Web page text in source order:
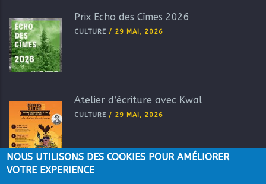
Prix Echo des Cîmes 2026
CULTURE / 29 MAI, 2026
Atelier d’écriture avec Kwal
CULTURE / 29 MAI, 2026
NOUS UTILISONS DES COOKIES POUR AMÉLIORER
VOTRE EXPERIENCE